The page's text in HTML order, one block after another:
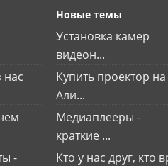
нас
-
Новые темы
Установка камер
видеон...
Купить проектор на
Али...
Медиаплееры -
краткие ...
Кто у нас друг, кто